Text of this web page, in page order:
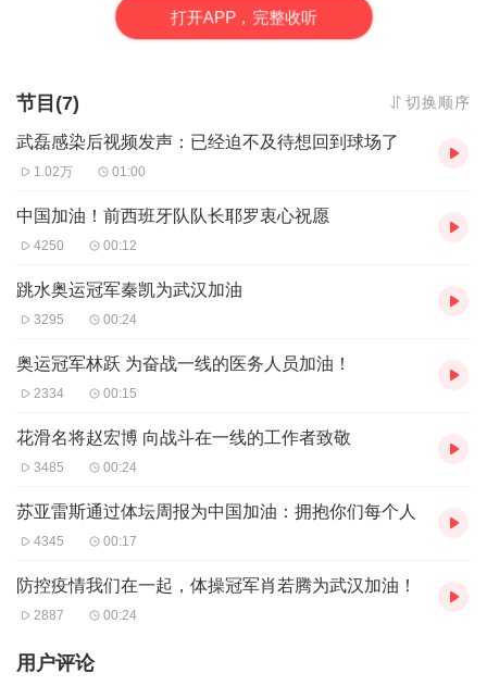
打开APP，完整收听
节目(7) 切换顺序
武磊感染后视频发声：已经迫不及待想回到球场了
1.02万 01:00
中国加油！前西班牙队队长耶罗衷心祝愿
4250 00:12
跳水奥运冠军秦凯为武汉加油
3295 00:24
奥运冠军林跃 为奋战一线的医务人员加油！
2334 00:15
花滑名将赵宏博 向战斗在一线的工作者致敬
3485 00:24
苏亚雷斯通过体坛周报为中国加油：拥抱你们每个人
4345 00:17
防控疫情我们在一起，体操冠军肖若腾为武汉加油！
2887 00:24
用户评论